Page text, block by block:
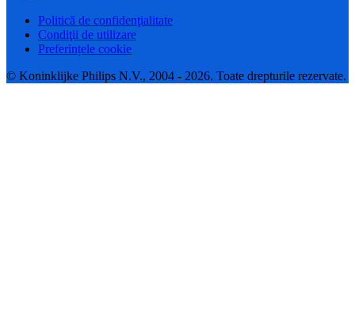
Politică de confidenţialitate
Condiţii de utilizare
Preferințele cookie
© Koninklijke Philips N.V., 2004 - 2026. Toate drepturile rezervate.